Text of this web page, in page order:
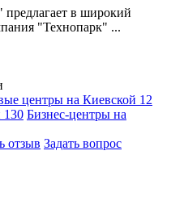
в широкий
"Технопарк" ...
центры на Киевской 12
130 Бизнес-центры на
отзыв Задать вопрос